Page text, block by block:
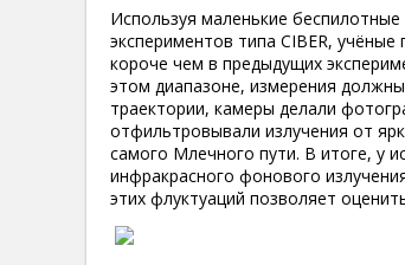
Используя маленькие
экспериментов типа CIBER,
короче чем в предыдущих
этом диапазоне, измерения
траектории, камеры делали
отфильтровывали излучения от
самого Млечного пути. В итоге, у
инфракрасного фонового
этих флуктуаций позволяет